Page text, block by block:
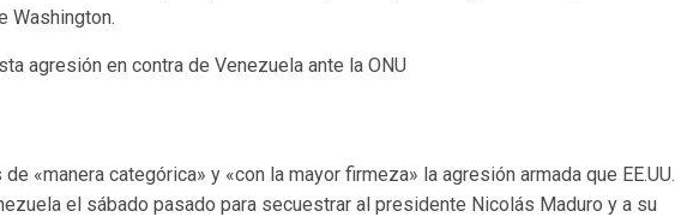
Washington.
agresión en contra de Venezuela ante la ONU
«manera categórica» ​​y «con la mayor firmeza» la agresión armada que EE.UU.
el sábado pasado para secuestrar al presidente Nicolás Maduro y a su